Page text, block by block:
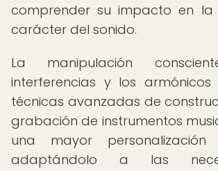
comprender su impacto en
carácter del sonido.
La manipulación
interferencias y los
técnicas avanzadas de
grabación de instrumentos
una mayor
adaptándolo a las